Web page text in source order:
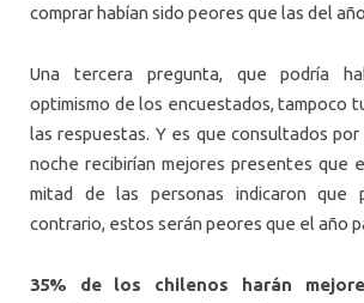
comprar habían sido peores que las del
Una tercera pregunta, que podría
optimismo de los encuestados, tampoco
las respuestas. Y es que consultados
noche recibirían mejores presentes que
mitad de las personas indicaron que
contrario, estos serán peores que el año
35% de los chilenos harán